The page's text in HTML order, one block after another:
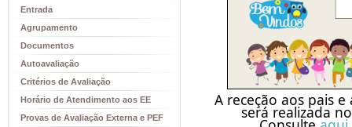
Entrada
Agrupamento
Documentos
Autoavaliação
Critérios de Avaliação
Horário de Atendimento aos EE
Provas de Avaliação Externa e PEF
A receção aos pais
será realizada